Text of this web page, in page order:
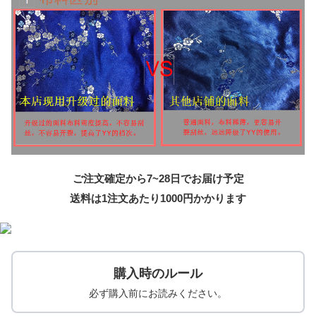
ご注文確定から7~28日でお届け予定
送料は1注文あたり 1000円かかります
購入時のルール
必ず購入前にお読みください。